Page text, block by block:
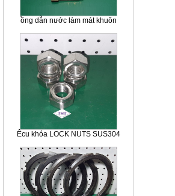
ồng dẫn nước làm mát khuôn
Êcu khóa LOCK NUTS SUS304